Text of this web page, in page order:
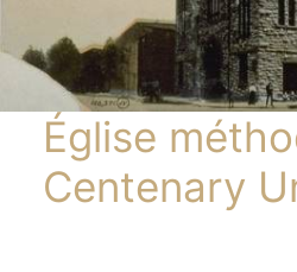
Église
Centenary